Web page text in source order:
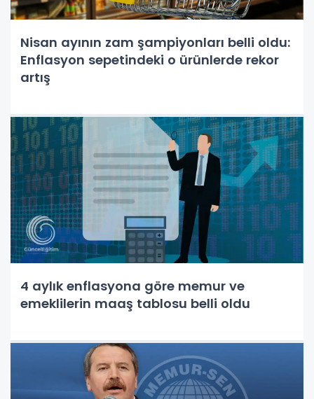
Nisan ayının zam şampiyonları belli oldu:
Enflasyon sepetindeki o ürünlerde rekor
artış
4 aylık enflasyona göre memur ve
emeklilerin maaş tablosu belli oldu